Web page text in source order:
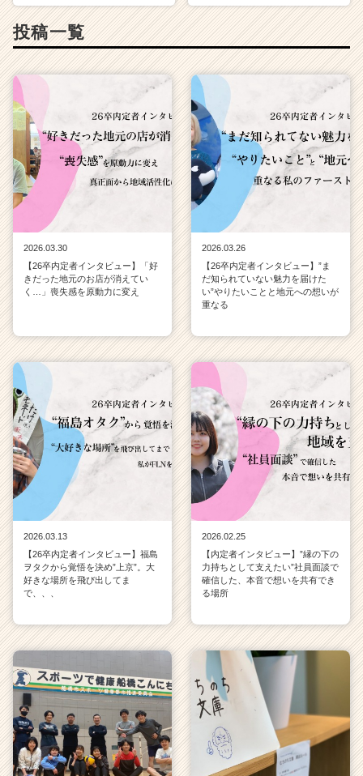
ト
ャ
（C
h
e
e
e
r）
投稿一覧
2026.03.30
【26卒内定者インタビュー】「好
きだった地元のお店が消えてい
く…」喪失感を原動力に変え
2026.03.26
【26卒内定者インタビュー】”ま
だ知られていない魅力を届けた
い”やりたいことと地元への想いが
重なる
2026.03.13
【26卒内定者インタビュー】福島
ヲタクから覚悟を決め”上京”。大
好きな場所を飛び出してま
で、、、
2026.02.25
【内定者インタビュー】”縁の下の
力持ちとして支えたい”社員面談で
確信した、本音で想いを共有でき
る場所